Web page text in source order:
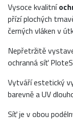
Vysoce kvalitní
přízí plochých
černých vláken v
Nepřetržitě
ochranná síť
Vytváří estetický
barevně a UV
Síť je v obou